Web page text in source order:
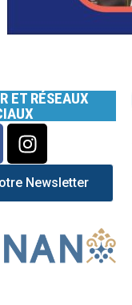
ET RÉSEAUX
Newsletter